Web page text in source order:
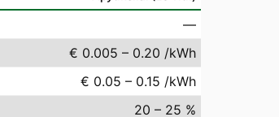
—
€ 0.005 – 0.20 /kWh
€ 0.05 – 0.15 /kWh
20 – 25 %